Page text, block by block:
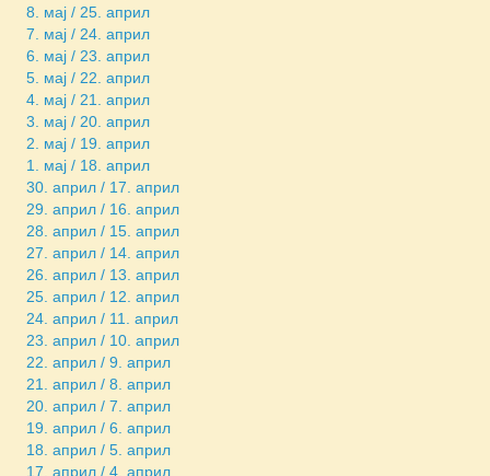
8. мај / 25. април
7. мај / 24. април
6. мај / 23. април
5. мај / 22. април
4. мај / 21. април
3. мај / 20. април
2. мај / 19. април
1. мај / 18. април
30. април / 17. април
29. април / 16. април
28. април / 15. април
27. април / 14. април
26. април / 13. април
25. април / 12. април
24. април / 11. април
23. април / 10. април
22. април / 9. април
21. април / 8. април
20. април / 7. април
19. април / 6. април
18. април / 5. април
17. април / 4. април